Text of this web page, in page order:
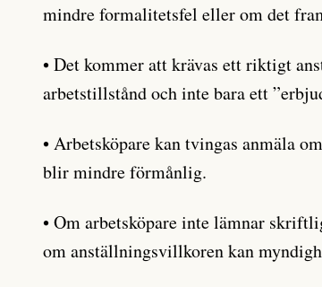
mindre formalitetsfel eller om det
• Det kommer att krävas ett riktigt
arbetstillstånd och inte bara ett
• Arbetsköpare kan tvingas anmäla
blir mindre förmånlig.
• Om arbetsköpare inte lämnar
om anställningsvillkoren kan